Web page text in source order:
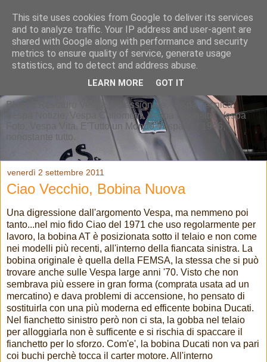
Blog di Restauro Vespa professionale, Vespa Tecnica,
Vespa Notizie, Vespa Chilometri, Vespa Curiosità, Vespa
Foto, Vespa Vita. E'Tutto un Mondo Vespa dal 1946,
nonostante tutto.
venerdì 2 settembre 2011
Ciao Vecchio, Bobina Nuova
Una digressione dall'argomento Vespa, ma nemmeno poi
tanto...nel mio fido Ciao del 1971 che uso regolarmente per
lavoro, la bobina AT è posizionata sotto il telaio e non come
nei modelli più recenti, all'interno della fiancata sinistra. La
bobina originale è quella della FEMSA, la stessa che si può
trovare anche sulle Vespa large anni '70. Visto che non
sembrava più essere in gran forma (comprata usata ad un
mercatino) e dava problemi di accensione, ho pensato di
sostituirla con una più moderna ed efficente bobina Ducati.
Nel fianchetto sinistro però non ci sta, la gobba nel telaio
per alloggiarla non è sufficente e si rischia di spaccare il
fianchetto per lo sforzo. Com'e', la bobina Ducati non va pari
coi buchi perchè tocca il carter motore. All'interno
This site uses cookies from Google to deliver its services
and to analyze traffic. Your IP address and user-agent are
shared with Google along with performance and security
metrics to ensure quality of service, generate usage
statistics, and to detect and address abuse.
LEARN MORE GOT IT